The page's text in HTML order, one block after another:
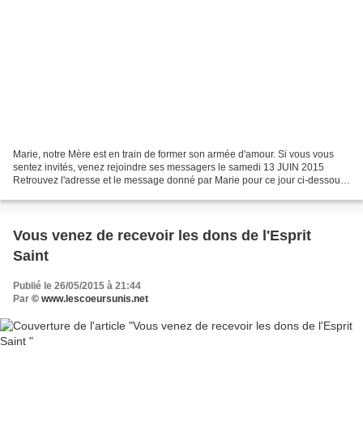
Marie, notre Mère est en train de former son armée d'amour. Si vous vous
sentez invités, venez rejoindre ses messagers le samedi 13 JUIN 2015
Retrouvez l'adresse et le message donné par Marie pour ce jour ci-dessous.
Vous venez de recevoir les dons de l'Esprit
Saint
Publié le 26/05/2015 à 21:44
Par © www.lescoeursunis.net